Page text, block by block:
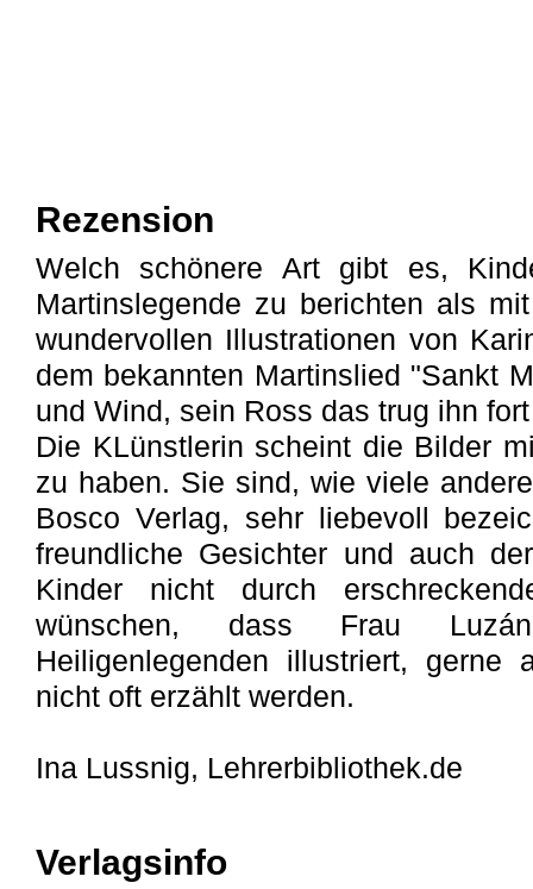
Rezension
Welch schönere Art gibt es,
Martinslegende zu berichten als
wundervollen Illustrationen von
dem bekannten Martinslied "Sankt
und Wind, sein Ross das trug ihn
Die KLünstlerin scheint die Bilder
zu haben. Sie sind, wie viele
Bosco Verlag, sehr liebevoll
freundliche Gesichter und auch
Kinder nicht durch
wünschen, dass Frau
Heiligenlegenden illustriert,
nicht oft erzählt werden.
Ina Lussnig, Lehrerbibliothek.de
Verlagsinfo